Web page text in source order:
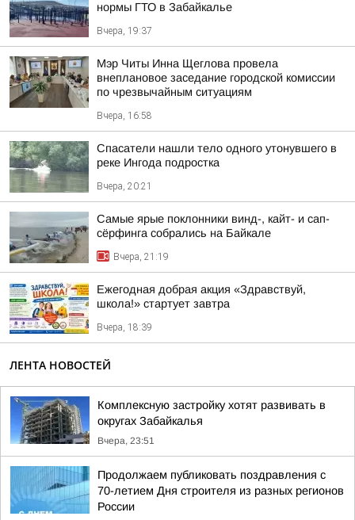
нормы ГТО в Забайкалье
Вчера, 19:37
Мэр Читы Инна Щеглова провела
внеплановое заседание городской комиссии
по чрезвычайным ситуациям
Вчера, 16:58
Спасатели нашли тело одного утонувшего в
реке Ингода подростка
Вчера, 20:21
Самые ярые поклонники винд-, кайт- и сап-
сёрфинга собрались на Байкале
Вчера, 21:19
Ежегодная добрая акция «Здравствуй,
школа!» стартует завтра
Вчера, 18:39
ЛЕНТА НОВОСТЕЙ
Комплексную застройку хотят развивать в
округах Забайкалья
Вчера, 23:51
Продолжаем публиковать поздравления с
70-летием Дня строителя из разных регионов
России